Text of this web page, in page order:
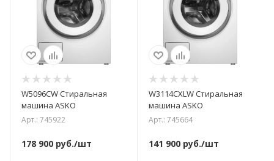
W5096CW Стиральная
машина ASKO
Арт.: 745922
178 900 руб./шт
W3114CXLW Стиральная
машина ASKO
Арт.: 745664
141 900руб./шт